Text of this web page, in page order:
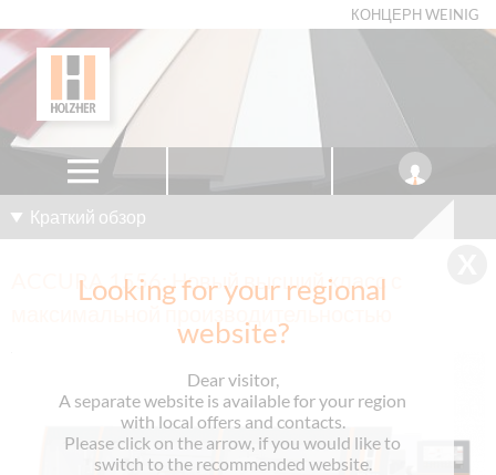
КОНЦЕРН WEINIG
Looking for your regional
website?
Dear visitor,
A separate website is available for your region
with local offers and contacts.
Please click on the arrow, if you would like to
switch to the recommended website.
Краткий обзор
ACCURA 1556: Новый высший класс с
максимальной производительностью